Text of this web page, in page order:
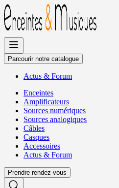
Allez
au
contenu
Parcourir notre catalogue
Actus & Forum
Enceintes
Amplificateurs
Sources numériques
Sources analogiques
Câbles
Casques
Accessoires
Actus & Forum
Prendre rendez-vous